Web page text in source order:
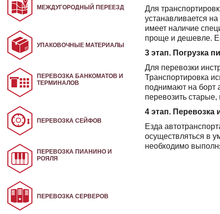
Для
устанавливается
имеет наличие
проще и дешевле.
3 этап. Погрузка
Для перевозки
Транспортировка
поднимают на борт
перевозить
4 этап. Перевозка
Езда
осуществляться в
необходимо
МЕЖДУГОРОДНЫЙ ПЕРЕЕЗД
УПАКОВОЧНЫЕ МАТЕРИАЛЫ
ПЕРЕВОЗКА БАНКОМАТОВ И
ТЕРМИНАЛОВ
ПЕРЕВОЗКА СЕЙФОВ
ПЕРЕВОЗКА ПИАНИНО И
РОЯЛЯ
ПЕРЕВОЗКА СЕРВЕРОВ